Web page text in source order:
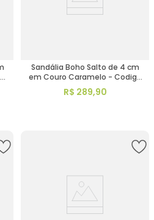
Sandália Boho Salto de 4 cm
em Couro Caramelo - Codigo
- 9672
R$ 289,90